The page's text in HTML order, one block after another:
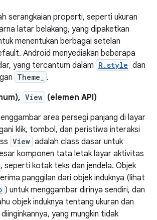
serangkaian properti, seperti ukuran
latar belakang, yang dipaketkan
menentukan berbagai setelan
Android menyediakan beberapa
yang tercantum dalam R.style dan
Theme_
.
View (elemen API)
area persegi panjang di layar
klik, tombol, dan peristiwa interaksi
View adalah class dasar untuk
komponen tata letak layar aktivitas
seperti kotak teks dan jendela. Objek
panggilan dari objek induknya (lihat
) untuk menggambar dirinya sendiri, dan
objek induknya tentang ukuran dan
yang mungkin tidak